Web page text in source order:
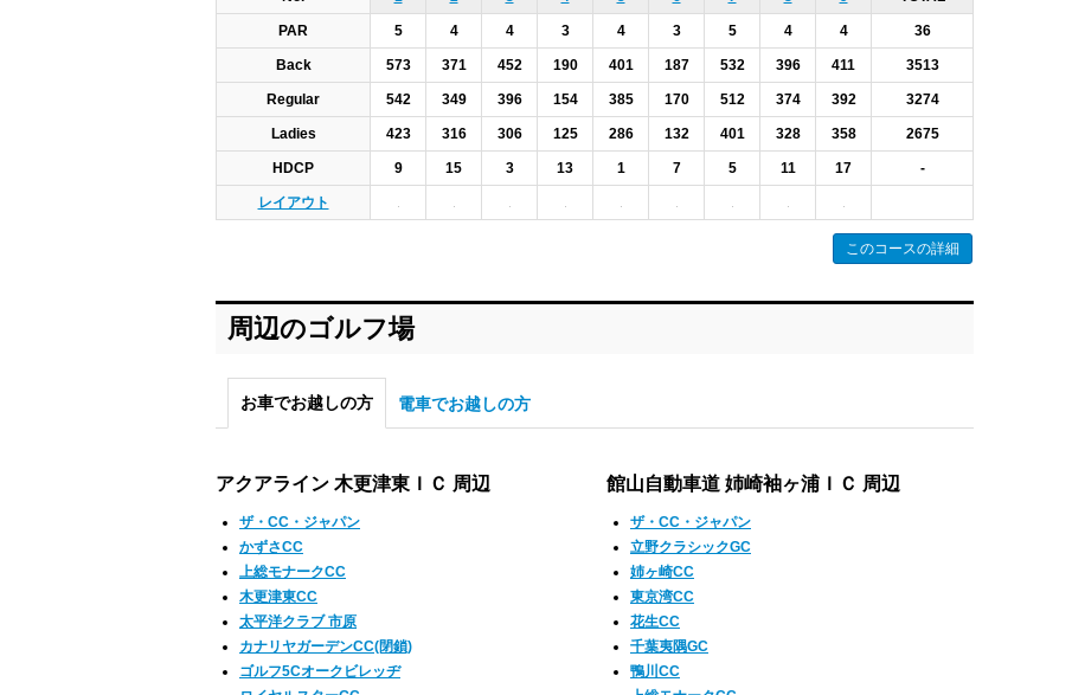
PAR 5 4 4 3 4 3 5 4 4 36
Back 573 371 452 190 401 187 532 396 411 3513
Regular 542 349 396 154 385 170 512 374 392 3274
Ladies 423 316 306 125 286 132 401 328 358 2675
HDCP 9 15 3 13 1 7 5 11 17 -
レイアウト
このコースの詳細
周辺のゴルフ場
お車でお越しの方 電車でお越しの方
アクアライン 木更津東ＩＣ 周辺
ザ・CC・ジャパン
かずさCC
上総モナークCC
木更津東CC
太平洋クラブ 市原
カナリヤガーデンCC(閉鎖)
ゴルフ5Cオークビレッヂ
館山自動車道 姉崎袖ヶ浦ＩＣ 周辺
ザ・CC・ジャパン
立野クラシックGC
姉ヶ崎CC
東京湾CC
花生CC
千葉夷隅GC
鴨川CC